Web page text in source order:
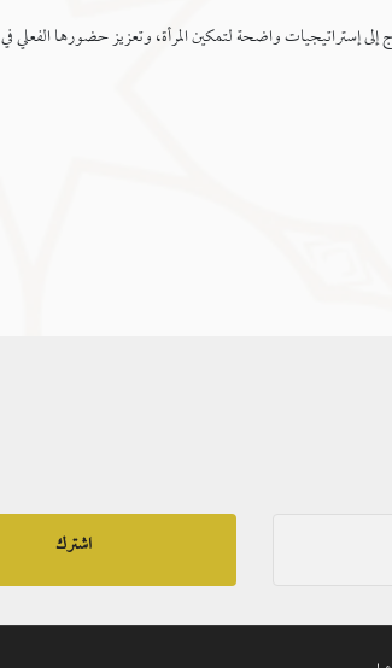
إلى إستراتيجيات واضحة لتمكين المرأة، وتعزيز حضورها الفعلي في
اشترك